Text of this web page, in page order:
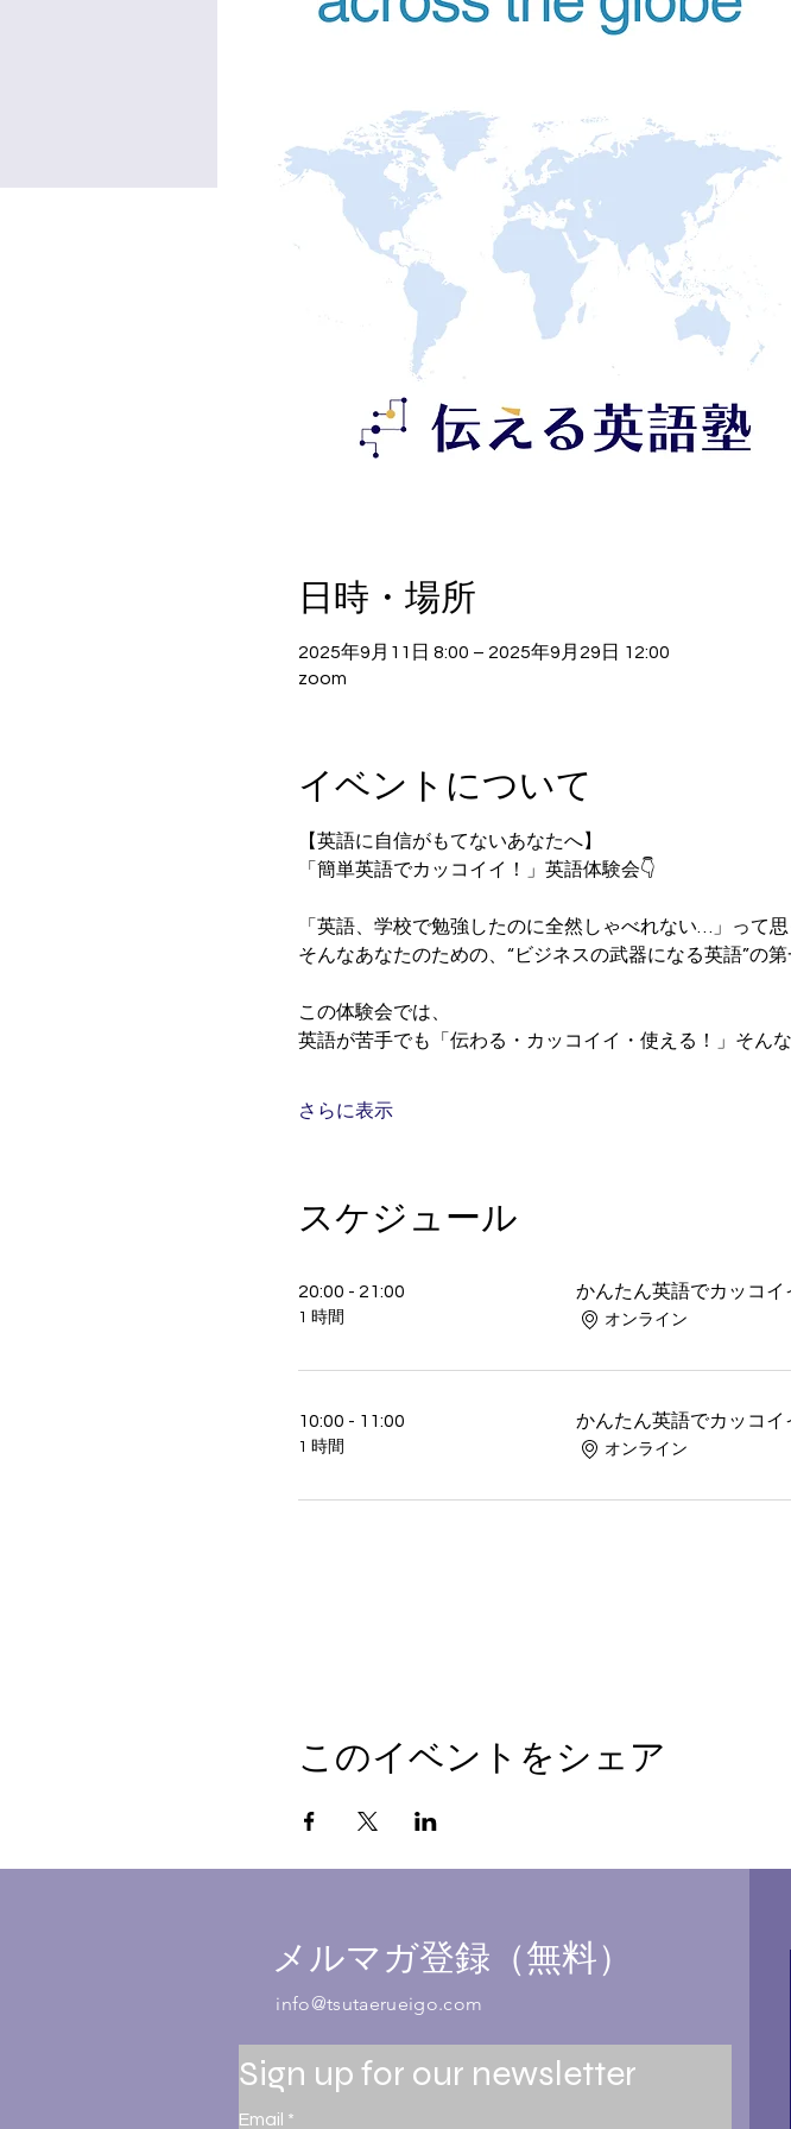
日時・場所
2025年9月11日 8:00 – 2025年9月29日 12:00
zoom
イベントについて
【英語に自信がもてないあなたへ】
「簡単英語でカッコイイ！」英語体験会👇
「英語、学校で勉強したのに全然しゃべれない…」って
そんなあなたのための、“ビジネスの武器になる英語”の第
この体験会では、
英語が苦手でも「伝わる・カッコイイ・使える！」そんな
さらに表示
スケジュール
20:00 - 21:00
1 時間
かんたん英語でカッコイ
オンライン
10:00 - 11:00
1 時間
かんたん英語でカッコイ
オンライン
このイベントをシェア
メルマガ登録（無料）
info@tsutaerueigo.com
Sign up for our newsletter
Email